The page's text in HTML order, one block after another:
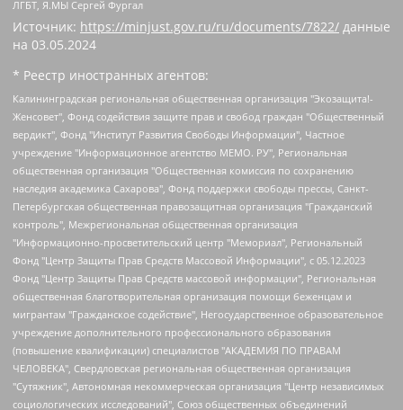
ЛГБТ, Я.МЫ Сергей Фургал
Источник: https://minjust.gov.ru/ru/documents/7822/ данные
на 03.05.2024
* Реестр иностранных агентов:
Калининградская региональная общественная организация "Экозащита!-Женсовет", Фонд содействия защите прав и свобод граждан "Общественный вердикт", Фонд "Институт Развития Свободы Информации", Частное учреждение "Информационное агентство МЕМО. РУ", Региональная общественная организация "Общественная комиссия по сохранению наследия академика Сахарова", Фонд поддержки свободы прессы, Санкт-Петербургская общественная правозащитная организация "Гражданский контроль", Межрегиональная общественная организация "Информационно-просветительский центр "Мемориал", Региональный Фонд "Центр Защиты Прав Средств Массовой Информации", с 05.12.2023 Фонд "Центр Защиты Прав Средств массовой информации", Региональная общественная благотворительная организация помощи беженцам и мигрантам "Гражданское содействие", Негосударственное образовательное учреждение дополнительного профессионального образования (повышение квалификации) специалистов "АКАДЕМИЯ ПО ПРАВАМ ЧЕЛОВЕКА", Свердловская региональная общественная организация "Сутяжник", Автономная некоммерческая организация "Центр независимых социологических исследований", Союз общественных объединений "Российский исследовательский центр по правам человека", Региональное общественное учреждение научно-информационный центр "МЕМОРИАЛ", Некоммерческая организация "Фонд защиты гласности", Автономная некоммерческая организация "Институт прав человека", Городская общественная организация "Екатеринбургское общество "МЕМОРИАЛ", Городская общественная организация "Рязанское историко-просветительское и правозащитное общество "Мемориал" (Рязанский Мемориал), Челябинский региональный орган общественной самодеятельности – женское общественное объединение "Женщины Евразии", Челябинский региональный орган общественной самодеятельности "Уральская правозащитная группа", Фонд содействия защите здоровья и социальной справедливости имени Андрея Рылькова, Автономная Некоммерческая Организация "Аналитический Центр Юрия Левады", Автономная некоммерческая организация социальной поддержки населения "Проект Апрель", Региональная общественная организация помощи женщинам и детям, находящимся в кризисной ситуации "Информационно-методический центр "Анна", Фонд содействия развитию массовых коммуникаций и правовому просвещению "Так-так-Так", Фонд содействия устойчивому развитию "Серебряная тайга", Свердловский региональный общественный фонд социальных проектов "Новое время", "Idel.Реалии", Кавказ.Реалии, Крым.Реалии, Телеканал Настоящее Время, Татаро-башкирская служба Радио Свобода (Azatliq Radiosi), Радио Свободная Европа/Радио Свобода (PCE/PC), "Сибирь.Реалии", "Фактограф", Благотворительный фонд помощи осужденным и их семьям, Автономная некоммерческая организация "Институт глобализации и социальных движений", Фонд "В защиту прав заключенных", Частное учреждение "Центр поддержки и содействия развитию средств массовой информации", Пензенский региональный общественный благотворительный фонд "Гражданский союз", "Север.Реалии", Некоммерческая организация Фонд "Правовая инициатива", Общество с ограниченной ответственностью "Радио Свободная Европа/Радио Свобода", Чешское информационное агентство "MEDIUM-ORIENT", Красноярская региональная общественная организация "Мы против СПИДа", Камалягин Денис Николаевич, Маркелов Сергей Евгеньевич, Пономарев Лев Александрович, Савицкая Людмила Алексеевна, Автономная некоммерческая организация "Центр по работе с проблемой насилия "НАСИЛИЮ.НЕТ", Межрегиональный профессиональный союз работников здравоохранения "Альянс врачей", Юридическое лицо, зарегистрированное в Латвийской Республике, SIA "Medusa Project" (регистрационный номер 40103797863, дата регистрации 10.06.2014), Некоммерческая организация "Фонд по борьбе с коррупцией", Автономная некоммерческая организация "Институт права и публичной политики", Баданин Роман Сергеевич, Гликин Максим Александрович, Железнова Мария Михайловна, Лукьянова Юлия Сергеевна, Маетная Елизавета Витальевна, Маняхин Петр Борисович, Чуракова Ольга Владимировна, Ярош Юлия Петровна, Юридическое лицо "The Insider SIA", зарегистрированное в Риге, Латвийская Республика (дата регистрации 26.06.2015), являющееся администратором доменного имени интернет-издания "The Insider SIA", https://theins.ru, Постернак Алексей Евгеньевич, Рубин Михаил Аркадьевич, Анин Роман Александрович, Юридическое лицо Istories fonds, зарегистрированное в Латвийской Республике (регистрационный номер 50008295751, дата регистрации 24.02.2020), Великовский Дмитрий Александрович, Долинина Ирина Николаевна, Мароховская Алеся Алексеевна, Шлейнов Роман Юрьевич, Шмагун Олеся Валентиновна, Общество с ограниченной ответственностью "Альтаир 2021", Общество с ограниченной ответственностью "Вега 2021", Общество с ограниченной ответственностью "Главный редактор 2021", Общество с ограниченной ответственностью "Ромашки монолит", Важенков Артем Валерьевич, Ивановская областная общественная организация "Центр гендерных исследований", Гурман Юрий Альбертович, Медиапроект "ОВД-Инфо", Егоров Владимир Владимирович, Жилинский Владимир Александрович, Общество с ограниченной ответственностью "ЗП", Иванова София Юрьевна, Карезина Инна Павловна, Кильтау Екатерина Викторовна, Петров Алексей Викторович, Пискунов Сергей Евгеньевич, Смирнов Сергей Сергеевич, Тихонов Михаил Сергеевич, Общество с ограниченной ответственностью "ЖУРНАЛИСТ-ИНОСТРАННЫЙ АГЕНТ", Арапова Галина Юрьевна, Вольтская Татьяна Анатольевна, Американская компания "Mason G.E.S. Anonymous Foundation" (США), являющаяся владельцем интернет-издания https://mnews.world/, Компания "Stichting Bellingcat", зарегистрированная в Нидерландах (дата регистрации 11.07.2018), Захаров Андрей Вячеславович, Клепиковская Екатерина Дмитриевна, Общество с ограниченной ответственностью "МЕМО", Перл Роман Александрович, Симонов Евгений Алексеевич, Соловьева Елена Анатольевна, Сотников Даниил Владимирович, Сурначева Елизавета Дмитриевна, Автономная некоммерческая организация по защите прав человека и информированию населения "Якутия – Наше Мнение", Общество с ограниченной ответственностью "Москоу диджитал медиа", с 26.01.2023 Общество с ограниченной ответственностью "Чайка Белые сады", Ветошкина Валерия Валерьевна, Заговора Максим Александрович, Межрегиональное общественное движение "Российская ЛГБТ - сеть", Оленичев Максим Владимирович, Павлов Иван Юрьевич, Скворцова Елена Сергеевна, Общество с ограниченной ответственностью "Как бы инагент", Кочетков Игорь Викторович, Общество с ограниченной ответственностью "Честные выборы", Еланчик Олег Александрович, Общество с ограниченной ответственностью "Нобелевский призыв", Гималова Регина Эмилевна, Григорьев Андрей Валерьевич, Григорьева Алина Александровна, Ассоциация по содействию защите прав призывников, альтернативнослужащих и военнослужащих "Правозащитная группа "Гражданин.Армия.Право", Хисамова Регина Фаритовна, Автономная некоммерческая организация по реализации социально-правовых программ "Лилит", Дальневосточное общественное движение "Маяк", Санкт-Петербургская ЛГБТ-инициативная группа "Выход", Инициативная группа ЛГБТ+ "Реверс", Алексеев Андрей Викторович, Бекбулатова Таисия Львовна, Беляев Иван Михайлович, Владыкина Елена Сергеевна, Гельман Марат Александрович, Никульшина Вероника Юрьевна, Толоконникова Надежда Андреевна, Шендерович Виктор Анатольевич, Общество с ограниченной ответственностью "Данное сообщение", Общество с ограниченной ответственностью Издательский дом "Новая глава", Айнбиндер Александра Александровна, Московский комьюнити-центр для ЛГБТ+инициатив, Благотворительный фонд развития филантропии, Deutsche Welle (Германия, Kurt-Schumacher-Strasse 3, 53113 Bonn), Борзунова Мария Михайловна, Воробьев Виктор Викторович, Голубева Анна Львовна, Константинова Алла Михайловна, Малкова Ирина Владимировна, Мурадов Мурад Абдулгалимович, Осетинская Елизавета Николаевна, Понасенков Евгений Николаевич, Ганапольский Матвей Юрьевич, Киселев Евгений Алексеевич, Борухович Ирина Григорьевна, Дремин Иван Тимофеевич, Дубровский Дмитрий Викторович, Красноярская региональная общественная организация поддержки и развития альтернативных образовательных технологий и межкультурных коммуникаций "ИНТЕРРА", Маяковская Екатерина Алексеевна, Фейгин Марк Захарович, Филимонов Андрей Викторович, Дзугкоева Регина Николаевна, Доброхотов Роман Александрович, Дудь Юрий Александрович, Елкин Сергей Владимирович, Кругликов Кирилл Игоревич, Сабунаева Мария Леонидовна, Семенов Алексей Владимирович, Шаинян Карен Багратович, Шульман Екатерина Михайловна, Асафьев Артур Валерьевич, Вахштайн Виктор Семенович, Венедиктов Алексей Алексеевич, Лушникова Екатерина Евгеньевна, Волков Леонид Михайлович, Невзоров Александр Глебович, Пархоменко Сергей Борисович, Сироткин Ярослав Николаевич, Кара-Мурза Владимир Владимирович, Баранова Наталья Владимировна, Гозман Леонид Яковлевич, Кагарлицкий Борис Юльевич, Климарев Михаил Валерьевич, Милов Владимир Станиславович, Автономная некоммерческая организация Краснодарский центр современного искусства "Типография", Моргенштерн Алишер Тагирович, Соболь Любовь Эдуардовна, Общество с ограниченной ответственностью "ЛИЗА НОРМ", Каспаров Гарри Кимович, Ходорковский Михаил Борисович, Общество с ограниченной ответственностью "Апрельские тезисы", Данилович Ирина Брониславовна, Кашин Олег Владимирович, Петров Николай Владимирович, Пивоваров Алексей Владимирович, Соколов Михаил Владимирович, Цветкова Юлия Владимировна, Чичваркин Евгений Александрович, Комитет против пыток/Команда против пыток, Общество с ограниченной ответственностью "Первый научный", Общество с ограниченной ответственностью "Вертолет и ко", Белоцерковская Вероника Борисовна, Кац Максим Евгеньевич, Лазарева Татьяна Юрьевна, Шаведдинов Руслан Табризович, Яшин Илья Валерьевич, Общество с ограниченной ответственностью "Иноагент ААВ", Алешковский Дмитрий Петрович, Альбац Евгения Марковна, Быков Дмитрий Львович, Галямина Юлия Евгеньевна, Лойко Сергей Леонидович, Мартынов Кирилл Константинович, Медведев Сергей Александрович, Крашенинников Федор Геннадиевич, Гордеева Катерина Вл